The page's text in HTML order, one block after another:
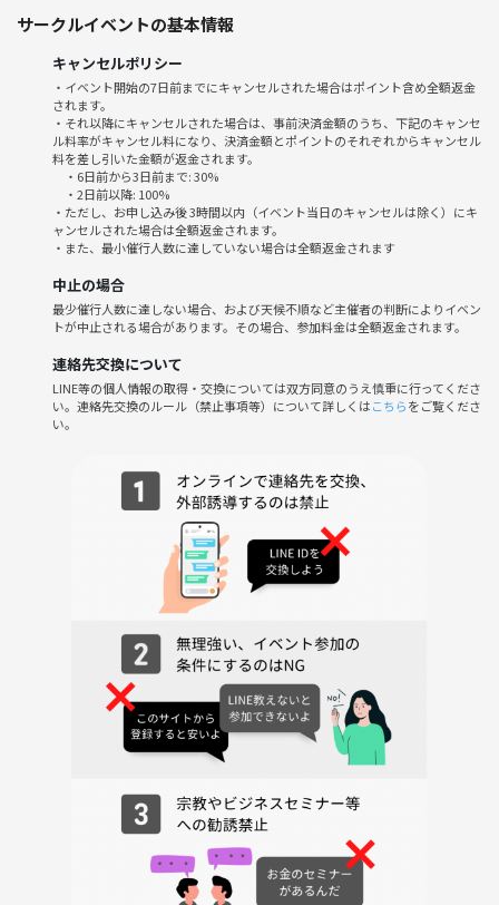
の剥奪なのか。埋められる寂しさと、埋めてはならない寂しさがあるの
だとすれば、その線はどこに引かれるのか。
寂しさは、取り除くべき痛みか。それとも、何かを告げに来ている信号
【哲学カフェminiについて及び開催概要】
普段は土日に哲学カフェを行っていますが、少人数（4～6人前後）で、
もう少し緩やかな形式の集まりを開いてみようと思いました。テーマに
沿って話しつつも、 テーマに関係のない雑談・相談・個人的な経験談も
歓迎しており、話題が派生したり脱線することも対話の一部として尊重
しています。
※少人数のため完全に聞き手に回りたい場合は、土日に行われる通常回
への参加をお願いします。
うまく話す必要はありませんので、思ったことを少しずつ共有していた
だければ大丈夫です。
喫茶店又は飲食店で行います。
※喫茶店の場合、喫煙可能店に行くかもしれません。
絶対に煙草の匂いが嫌だという人は、お申し出ください。
具体的な集合場所は、前日の昼までにメッセージにてお知らせいたしま
当日は、別途費用が発生いたします。
喫茶店又は飲食店での各自の実費をお支払いいただきます。
1000円札最低2～３枚程度持っていただけると助かります。
基本的に一杯1000円前後のところです。
（平均的に高い店だと思ったら、事前にお伝えします）
開催可否は、参加人数・天候・災害・訪問先の状況その他事情を総合的
に判断して決定します。
開催の最終決定は、原則として前日21:00までに行います。
サークルイベントの基本情報
キャンセルポリシー
・イベント開始の7日前までにキャンセルされた場合はポイント含め全額返金
されます。
・それ以降にキャンセルされた場合は、事前決済金額のうち、下記のキャンセ
ル料率がキャンセル料になり、決済金額とポイントのそれぞれからキャンセル
料を差し引いた金額が返金されます。
・6日前から3日前まで: 30%
・2日前以降: 100%
・ただし、お申し込み後 3時間以内（イベント当日のキャンセルは除く）にキ
ャンセルされた場合は全額返金されます。
・また、最小催行人数に達していない場合は全額返金されます
中止の場合
最少催行人数に達しない場合、および天候不順など主催者の判断によりイベン
トが中止される場合があります。その場合、参加料金は全額返金されます。
連絡先交換について
LINE等の個人情報の取得・交換については双方同意のうえ慎重に行ってくださ
い。連絡先交換のルール（禁止事項等）について詳しくはこちらをご覧くださ
い。